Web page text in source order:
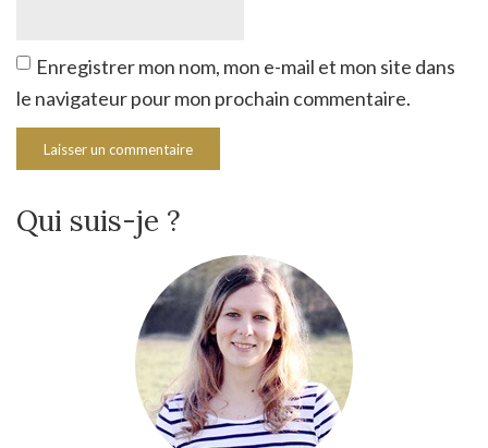
Enregistrer mon nom, mon e-mail et mon site dans
le navigateur pour mon prochain commentaire.
Qui suis-je ?